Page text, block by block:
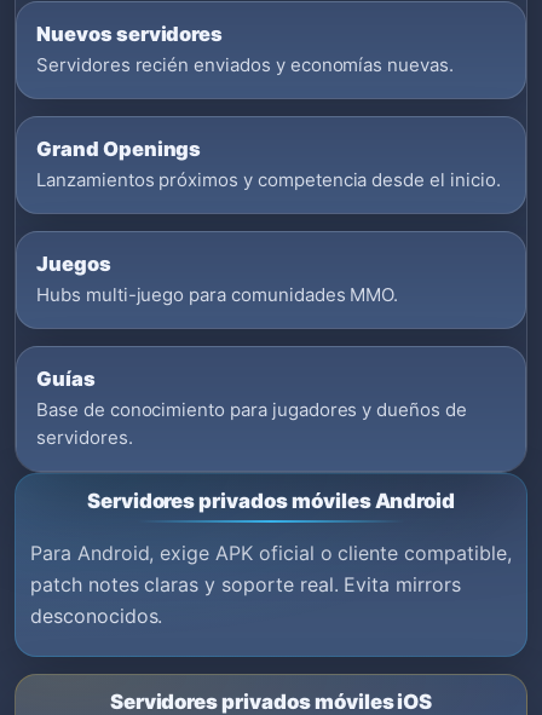
Nuevos servidores
Servidores recién enviados y economías nuevas.
Grand Openings
Lanzamientos próximos y competencia desde el inicio.
Juegos
Hubs multi-juego para comunidades MMO.
Guías
Base de conocimiento para jugadores y dueños de
servidores.
Servidores privados móviles Android
Para Android, exige APK oficial o cliente compatible,
patch notes claras y soporte real. Evita mirrors
desconocidos.
Servidores privados móviles iOS